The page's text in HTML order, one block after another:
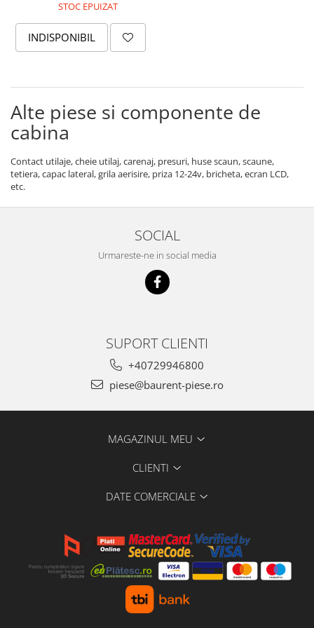
Piese Pingon
Piese Lister Petter
Piese Atlas
Piese Gianni Ferrari
Piese Simplicity
Piese Kawasaki
Piese Irus
Piese Holmer
Piese Matilsa
Piese Pramac
STOC EPUIZAT
INDISPONIBIL
Alte piese si componente de
cabina
Contact utilaje, cheie utilaj, carenaj, presuri, huse scaun, scaune,
tetiera, capac lateral, grila aerisire, priza 12-24v, bricheta, ecran LCD,
etc.
SOCIAL
Urmareste-ne in social media
SUPORT CLIENTI
+40729946800
piese@baurent-piese.ro
MAGAZINUL MEU
CLIENTI
DATE COMERCIALE